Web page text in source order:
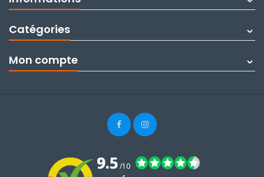
Catégories
Mon compte
9.5/10